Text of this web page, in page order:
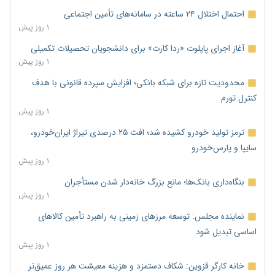
احتمال اختلال ۲۴ ساعته در سامانه‌های تأمین اجتماعی
۱ روز پیش
آغاز اجرای پایلوت «ردا کارت» برای دانشجویان تحصیلات تکمیلی
۱ روز پیش
محدودیت تازه برای شبکه بانکی؛ افزایش سپرده قانونی با هدف
کنترل تورم
۱ روز پیش
ترمز تولید خودرو کشیده شد؛ افت ۲۵ درصدی تیراژ ایران‌خودرو،
سایپا و پارس‌خودرو
۱ روز پیش
بنگاه‌داری بانک‌ها؛ مانع بزرگ خانه‌دار شدن مستأجران
۱ روز پیش
نماینده مجلس: توسعه مرزهای زمینی به راهبرد تأمین کالاهای
اساسی تبدیل شود
۱ روز پیش
خانه کارگر قزوین: شکاف دستمزد و هزینه معیشت هر روز عمیق‌تر